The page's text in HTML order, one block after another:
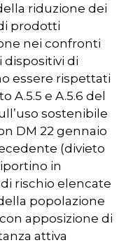
riduzione dei
prodotti
nei confronti
di
essere rispettati
A.5.5 e A.5.6 del
sostenibile
DM 22 gennaio
(divieto
in
rischio elencate
popolazione
apposizione di
attiva